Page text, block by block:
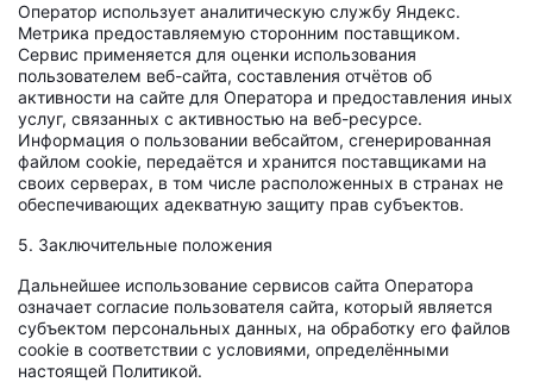
Оператор использует аналитическую службу Яндекс.
Метрика предоставляемую сторонним поставщиком.
Сервис применяется для оценки использования
пользователем веб-сайта, составления отчётов об
активности на сайте для Оператора и предоставления иных
услуг, связанных с активностью на веб-ресурсе.
Информация о пользовании вебсайтом, сгенерированная
файлом cookie, передаётся и хранится поставщиками на
своих серверах, в том числе расположенных в странах не
обеспечивающих адекватную защиту прав субъектов.
5. Заключительные положения
Дальнейшее использование сервисов сайта Оператора
означает согласие пользователя сайта, который является
субъектом персональных данных, на обработку его файлов
cookie в соответствии с условиями, определёнными
настоящей Политикой.